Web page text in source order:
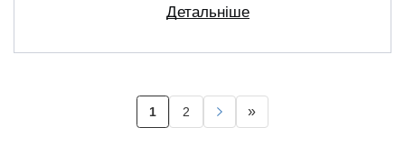
Детальніше
Поточна
сторінка
1 Page
2
Наступна
сторінка
Остання
сторінка
»